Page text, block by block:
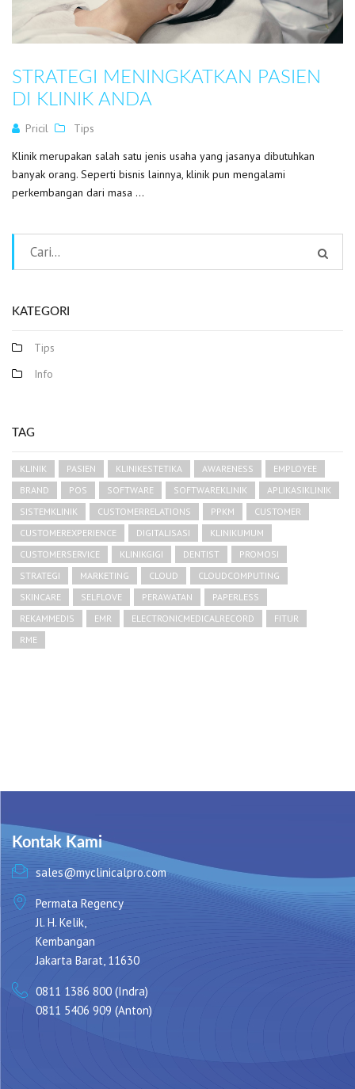
STRATEGI MENINGKATKAN PASIEN
DI KLINIK ANDA
Pricil
Tips
Klinik merupakan salah satu jenis usaha yang jasanya dibutuhkan
banyak orang. Seperti bisnis lainnya, klinik pun mengalami
perkembangan dari masa ...
KATEGORI
Tips
Info
TAG
KLINIK PASIEN KLINIKESTETIKA AWARENESS
EMPLOYEE
BRAND
POS SOFTWARE SOFTWAREKLINIK
APLIKASIKLINIK
SISTEMKLINIK
CUSTOMERRELATIONS PPKM
CUSTOMER
CUSTOMEREXPERIENCE
DIGITALISASI
KLINIKUMUM
CUSTOMERSERVICE
KLINIKGIGI DENTIST
PROMOSI
STRATEGI
MARKETING CLOUD
CLOUDCOMPUTING
SKINCARE
SELFLOVE PERAWATAN
PAPERLESS
REKAMMEDIS
EMR ELECTRONICMEDICALRECORD
FITUR
RME
Kontak Kami
sales@myclinicalpro.com
Permata Regency
Jl. H. Kelik,
Kembangan
Jakarta Barat, 11630
0811 1386 800 (Indra)
0811 5406 909 (Anton)